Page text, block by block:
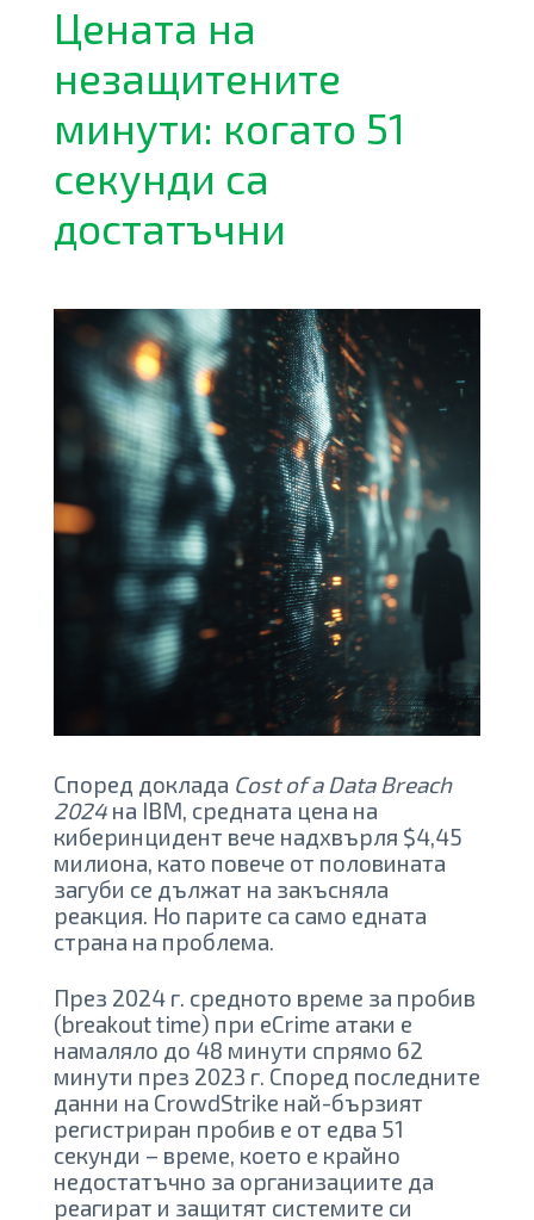
Цената на
незащитените
минути: когато 51
секунди са
достатъчни
Според доклада Cost of a Data Breach
2024 на IBM, средната цена на
киберинцидент вече надхвърля $4,45
милиона, като повече от половината
загуби се дължат на закъсняла
реакция. Но парите са само едната
страна на проблема.
През 2024 г. средното време за пробив
(breakout time) при eCrime атаки е
намаляло до 48 минути спрямо 62
минути през 2023 г. Според последните
данни на CrowdStrike най-бързият
регистриран пробив е от едва 51
секунди – време, което е крайно
недостатъчно за организациите да
реагират и защитят системите си